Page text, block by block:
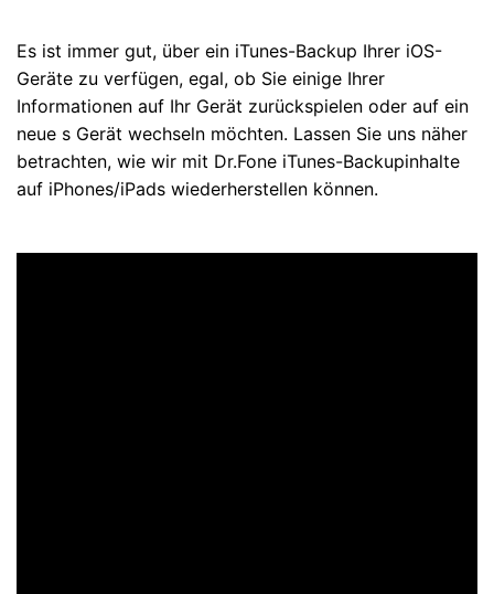
Es ist immer gut, über ein iTunes-Backup Ihrer iOS-
Geräte zu verfügen, egal, ob Sie einige Ihrer
Informationen auf Ihr Gerät zurückspielen oder auf ein
neue s Gerät wechseln möchten. Lassen Sie uns näher
betrachten, wie wir mit Dr.Fone iTunes-Backupinhalte
auf iPhones/iPads wiederherstellen können.